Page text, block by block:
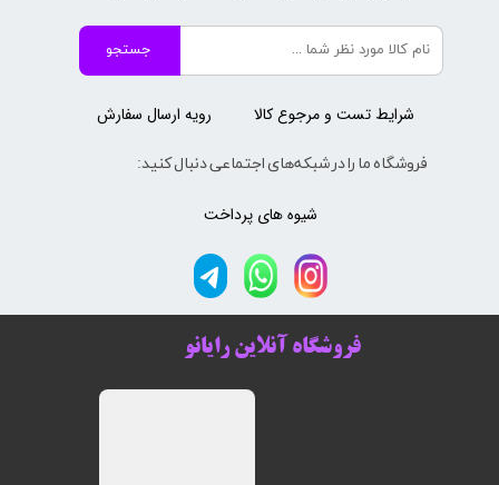
فروشگاه آنلاین رایانو
جستجو
فروشگاه ما را در شبکه‌های اجتماعی دنبال کنید:
رویه ارسال سفارش
شیوه های پرداخت
شرایط تست و مرجوع کالا